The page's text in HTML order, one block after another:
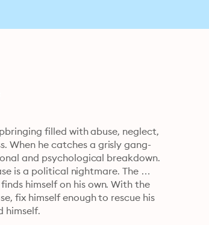
filled with abuse, neglect,
When he catches a grisly gang-
and psychological breakdown.
is a political nightmare. The
himself on his own. With the
fix himself enough to rescue his
himself.